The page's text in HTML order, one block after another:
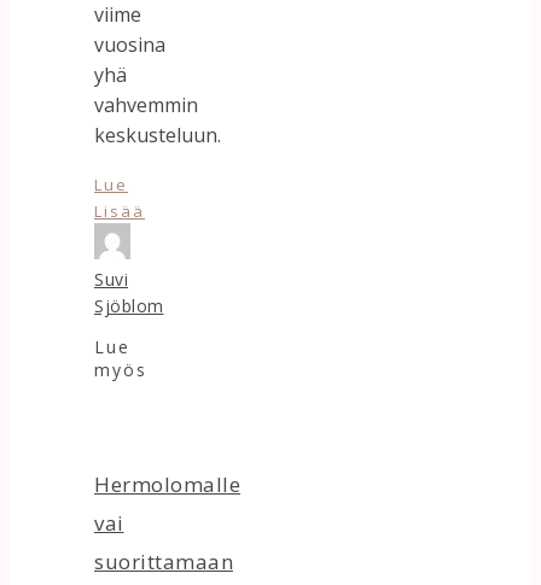
viime
vuosina
yhä
vahvemmin
keskusteluun.
Lue
Lisää
Suvi
Sjöblom
Lue
myös
Hermolomalle
vai
suorittamaan